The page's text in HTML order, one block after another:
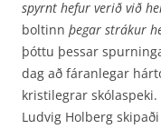
spyrnt hefur verið við
boltinn þegar strákur
þóttu þessar
dag að fáranlegar
kristilegrar
Ludvig Holberg